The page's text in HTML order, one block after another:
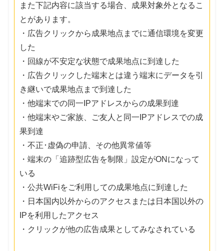
また下記内容に該当する場合、成果対象外となるこ
とがあります。
・広告クリックから成果地点までに通信環境を変更
した
・回線が不安定な状態で成果地点に到達した
・広告クリックした端末とは違う端末にデータを引
き継いで成果地点まで到達した
・他端末での同一IPアドレスからの成果到達
・他端末やご家族、ご友人と同一IPアドレスでの成
果到達
・不正･虚偽の申請、その他異常値等
・端末の「追跡型広告を制限」設定がONになって
いる
・公共WiFiをご利用しての成果地点に到達した
・日本国内以外からのアクセスまたは日本国以外の
IPを利用したアクセス
・クリックが他の広告成果としてみなされている